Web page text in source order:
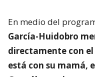
En medio del
García-Huidobro
directamente con el
está con su mamá,